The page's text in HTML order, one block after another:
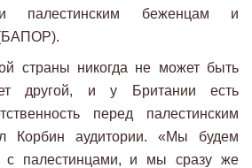
палестинским беженцам и
(БАПОР).
страны никогда не может быть
другой, и у Британии есть
перед палестинским
Корбин аудитории. «Мы будем
с палестинцами, и мы сразу же